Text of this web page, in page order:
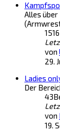
Alles
1516
von
29.
Ladies
Der
43
von
19.